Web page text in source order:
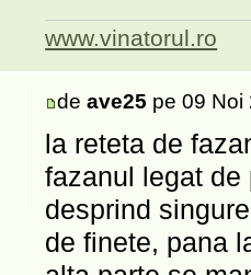
www.vinatorul.ro
deave25 pe 09 Noi
la reteta de
fazanul legat
desprind
de finete, pana